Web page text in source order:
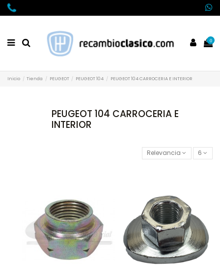
0
Inicio Tienda PEUGEOT PEUGEOT 104 PEUGEOT 104 CARROCERIA E INTERIOR
PEUGEOT 104 CARROCERIA E
INTERIOR
Relevancia 6